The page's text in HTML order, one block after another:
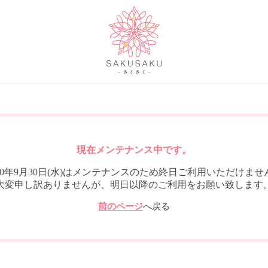
現在メンテナンス中です。
年9月30日(水)はメンテナンスのため終日ご利用いただけませ
変申し訳ありませんが、明日以降のご利用をお願い致します
前のページへ戻る